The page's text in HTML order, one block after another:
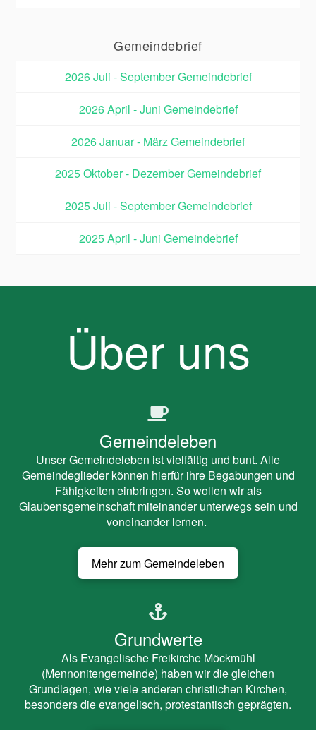
Gemeindebrief
2026 Juli - September Gemeindebrief
2026 April - Juni Gemeindebrief
2026 Januar - März Gemeindebrief
2025 Oktober - Dezember Gemeindebrief
2025 Juli - September Gemeindebrief
2025 April - Juni Gemeindebrief
Über uns
Gemeindeleben
Unser Gemeindeleben ist vielfältig und bunt. Alle
Gemeindeglieder können hierfür ihre Begabungen und
Fähigkeiten einbringen. So wollen wir als
Glaubensgemeinschaft miteinander unterwegs sein und
voneinander lernen.
Mehr zum Gemeindeleben
Grundwerte
Als Evangelische Freikirche Möckmühl
(Mennonitengemeinde) haben wir die gleichen
Grundlagen, wie viele anderen christlichen Kirchen,
besonders die evangelisch, protestantisch geprägten.